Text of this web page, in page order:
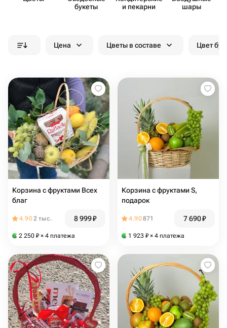
букеты
и пекарни
шары
Цена Цветы в составе Цвет
Корзина с фруктами Всех
благ
4.902 тыс. 8 999₽
2 250 ₽ × 4 платежа
Корзина с фруктами S,
подарок
4.90871 7 690₽
1 923 ₽ × 4 платежа